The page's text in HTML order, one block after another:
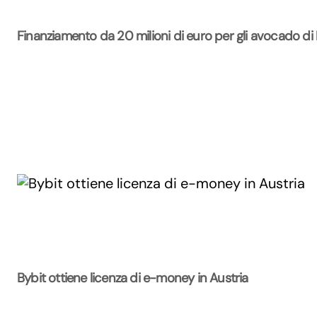
Finanziamento da 20 milioni di euro per gli avocado di
Bybit ottiene licenza di e-money in Austria